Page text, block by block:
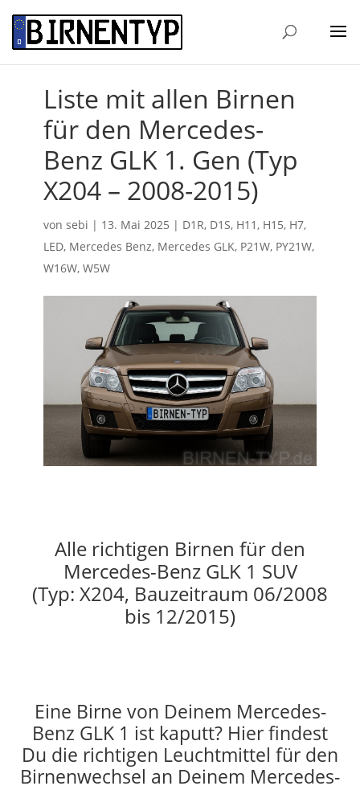
Liste mit allen Birnen
für den Mercedes-
Benz GLK 1. Gen (Typ
X204 – 2008-2015)
von sebi | 13. Mai 2025 | D1R, D1S, H11 , H15, H7,
LED, Mercedes Benz, Mercedes GLK, P21W, PY21W,
W16W, W5W
Alle richtigen Birnen für den
Mercedes-Benz GLK 1 SUV
(Typ: X204, Bauzeitraum 06/2008
bis 12/2015)
Eine Birne von Deinem Mercedes-
Benz GLK 1 ist kaputt? Hier findest
Du die richtigen Leuchtmittel für den
Birnenwechsel an Deinem Mercedes-